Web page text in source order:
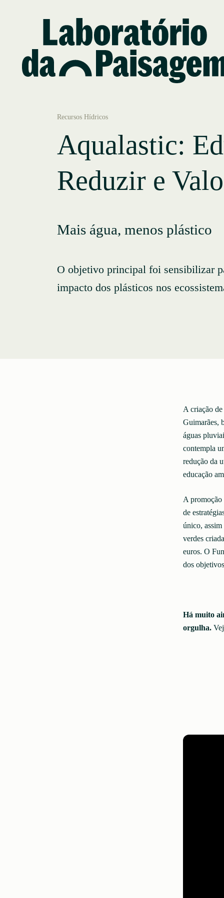
Recursos Hídricos
Aqualastic:
Reduzir e
Mais água, menos plástico
O objetivo principal foi sensibilizar
impacto dos plásticos nos
A criação
Guimarães,
águas
contempla
redução da
educação
A promoção
de
único,
verdes
euros. O
dos
Há muito
orgulha.